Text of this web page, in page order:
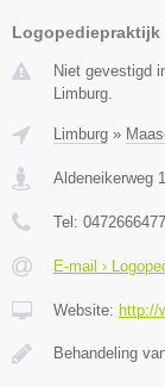
Logopediepraktijk
Niet gevestigd
Limburg.
Limburg »
Aldeneikerweg
Tel: 0472666477
E-mail ›
Website: http://
Behandeling